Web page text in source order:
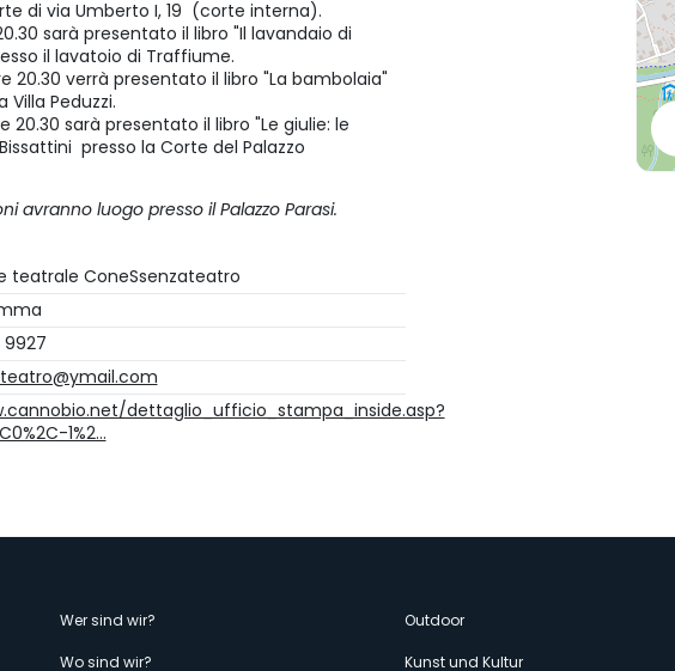
di via Umberto I, 19 (corte interna).
sarà presentato il libro "Il lavandaio di
il lavatoio di Traffiume.
20.30 verrà presentato il libro "La bambolaia"
Villa Peduzzi.
20.30 sarà presentato il libro "Le giulie: le
presso la Corte del Palazzo
avranno luogo presso il Palazzo Parasi.
teatrale ConeSsenzateatro
9927
dettaglio_ufficio_stampa_inside.asp?
1%2…
Menù
Wer sind wir?
Wo sind wir?
Outdoor
Kunst und Kultur